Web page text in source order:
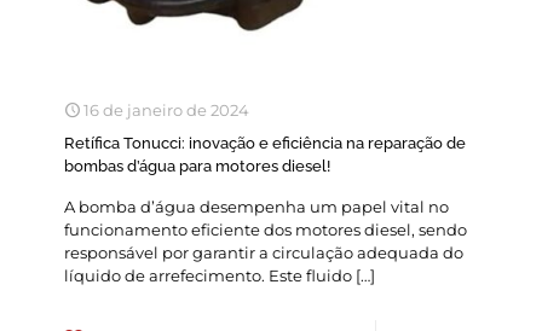
16 de janeiro de 2024
Retífica Tonucci: inovação e eficiência na reparação de
bombas d’água para motores diesel!
A bomba d’água desempenha um papel vital no
funcionamento eficiente dos motores diesel, sendo
responsável por garantir a circulação adequada do
líquido de arrefecimento. Este fluido […]